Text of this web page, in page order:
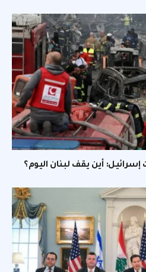
أين يقف لبنان اليوم؟